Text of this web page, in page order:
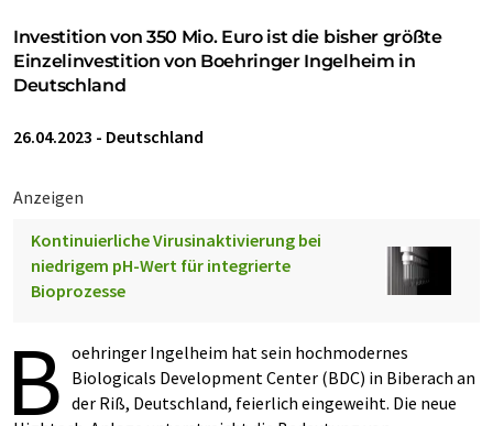
Investition von 350 Mio. Euro ist die bisher größte
Einzelinvestition von Boehringer Ingelheim in
Deutschland
26.04.2023 - Deutschland
Anzeigen
Kontinuierliche Virusinaktivierung bei
niedrigem pH-Wert für integrierte
Bioprozesse
B oehringer Ingelheim hat sein hochmodernes
Biologicals Development Center (BDC) in Biberach an
der Riß, Deutschland, feierlich eingeweiht. Die neue